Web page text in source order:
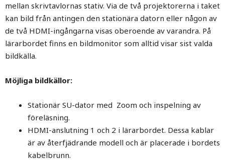
mellan skrivtavlornas stativ. Via de två projektorerna i taket
kan bild från antingen den stationära datorn eller någon av
de två HDMI-ingångarna visas oberoende av varandra. På
lärarbordet finns en bildmonitor som alltid visar sist valda
bildkälla.
Möjliga bildkällor:
Stationär SU-dator med Zoom och inspelning av
föreläsning.
HDMI-anslutning 1 och 2 i lärarbordet. Dessa kablar
är av återfjädrande modell och är placerade i bordets
kabelbrunn.